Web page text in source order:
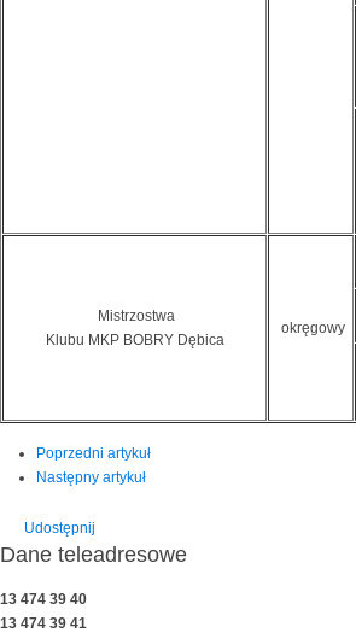
Mistrzostwa
Klubu MKP BOBRY Dębica
okręgowy
Poprzedni artykuł
Następny artykuł
Udostępnij
Dane teleadresowe
13 474 39 40
13 474 39 41